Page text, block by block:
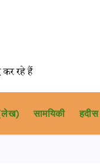
सामयिकी हदीस